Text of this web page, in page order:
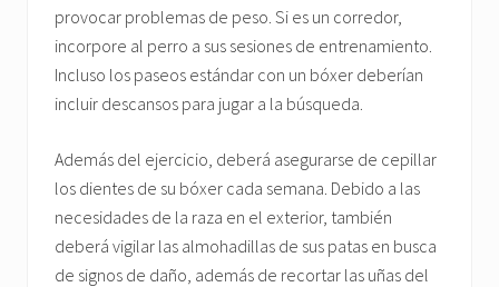
provocar problemas de peso. Si es un corredor,
incorpore al perro a sus sesiones de entrenamiento.
Incluso los paseos estándar con un bóxer deberían
incluir descansos para jugar a la búsqueda.
Además del ejercicio, deberá asegurarse de cepillar
los dientes de su bóxer cada semana. Debido a las
necesidades de la raza en el exterior, también
deberá vigilar las almohadillas de sus patas en busca
de signos de daño, además de recortar las uñas del